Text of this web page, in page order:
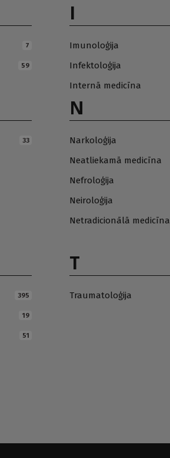
7
59
I
Imunoloģija
Infektoloģija
Internā medicīna
33
N
Narkoloģija
Neatliekamā medicīna
Nefroloģija
Neiroloģija
Netradicionālā medicīna
395
19
51
T
Traumatoloģija